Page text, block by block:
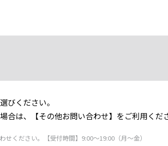
びください。
は、【その他お問い合わせ】をご利用くだ
ください。【受付時間】9:00～19:00（月～金）